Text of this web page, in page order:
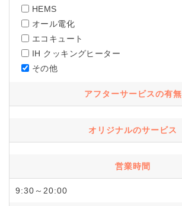
HEMS
オール電化
エコキュート
IH クッキングヒーター
その他
アフターサービスの有無
オリジナルのサービス
営業時間
9:30～20:00